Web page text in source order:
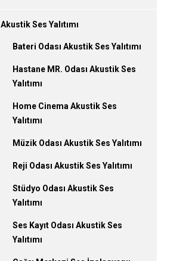
Akustik Ses Yalıtımı
Bateri Odası Akustik Ses Yalıtımı
Hastane MR. Odası Akustik Ses
Yalıtımı
Home Cinema Akustik Ses
Yalıtımı
Müzik Odası Akustik Ses Yalıtımı
Reji Odası Akustik Ses Yalıtımı
Stüdyo Odası Akustik Ses
Yalıtımı
Ses Kayıt Odası Akustik Ses
Yalıtımı